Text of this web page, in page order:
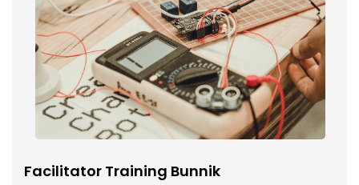
Facilitator Training Bunnik